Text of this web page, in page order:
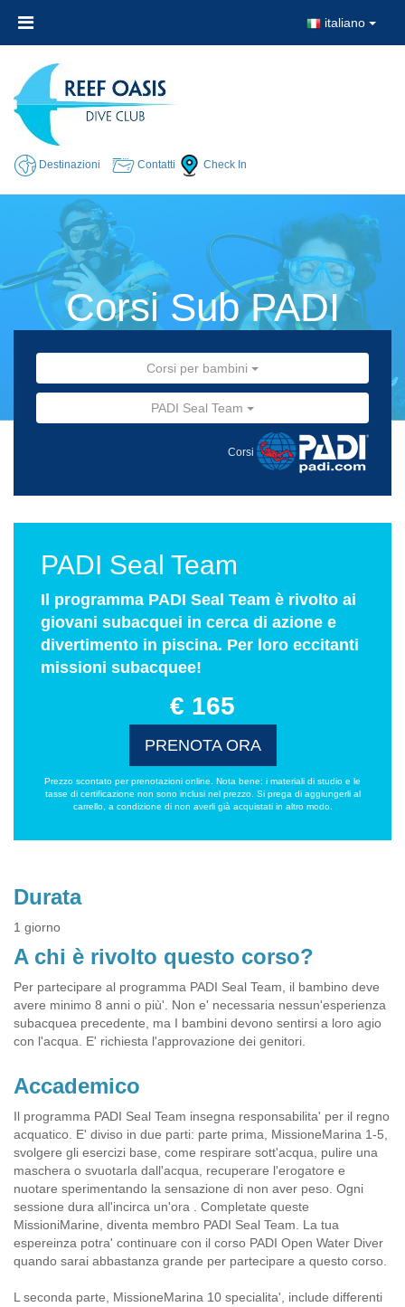
italiano
Destinazioni Contatti Check In
Corsi Sub PADI
Corsi per bambini
PADI Seal Team
Corsi
PADI Seal Team
Il programma PADI Seal Team è rivolto ai
giovani subacquei in cerca di azione e
divertimento in piscina. Per loro eccitanti
missioni subacquee!
€ 165
PRENOTA ORA
Prezzo scontato per prenotazioni online. Nota bene: i materiali di studio e le
tasse di certificazione non sono inclusi nel prezzo. Si prega di aggiungerli al
carrello, a condizione di non averli già acquistati in altro modo.
Durata
1 giorno
A chi è rivolto questo corso?
Per partecipare al programma PADI Seal Team, il bambino deve
avere minimo 8 anni o più'. Non e' necessaria nessun'esperienza
subacquea precedente, ma I bambini devono sentirsi a loro agio
con l'acqua. E' richiesta l'approvazione dei genitori.
Accademico
Il programma PADI Seal Team insegna responsabilita' per il regno
acquatico. E' diviso in due parti: parte prima, MissioneMarina 1-5,
svolgere gli esercizi base, come respirare sott'acqua, pulire una
maschera o svuotarla dall'acqua, recuperare l'erogatore e
nuotare sperimentando la sensazione di non aver peso. Ogni
sessione dura all'incirca un'ora . Completate queste
MissioniMarine, diventa membro PADI Seal Team. La tua
espereinza potra' continuare con il corso PADI Open Water Diver
quando sarai abbastanza grande per partecipare a questo corso.
L seconda parte, MissioneMarina 10 specialita', include differenti